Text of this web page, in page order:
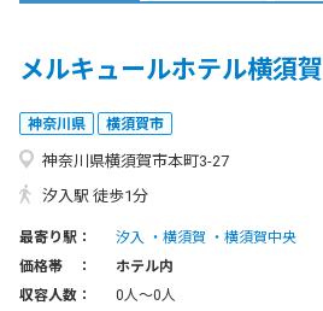
メルキュールホテル横須賀
神奈川県 横須賀市
神奈川県横須賀市本町3-27
汐入駅 徒歩1分
最寄り駅： 汐入 横須賀
横須賀中央
価格帯 ：
ホテル内
収容人数：
0人〜0人